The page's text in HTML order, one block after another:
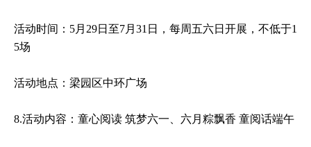
活动时间：5月29日至7月31日，每周五六日开展，不低于1
5场
活动地点：梁园区中环广场
8.活动内容：童心阅读 筑梦六一、六月粽飘香 童阅话端午